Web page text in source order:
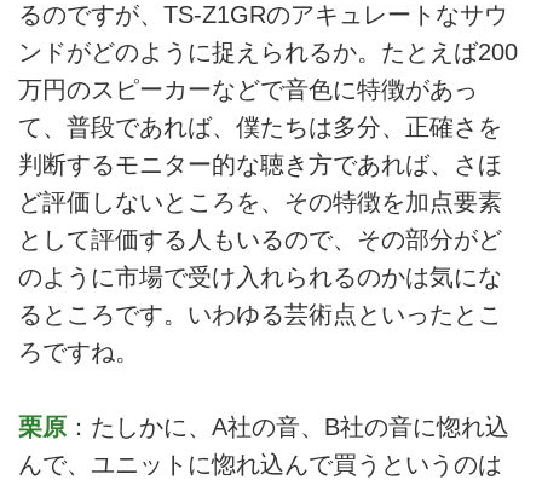
るのですが、TS-Z1GRのアキュレートなサウ
ンドがどのように捉えられるか。たとえば200
万円のスピーカーなどで音色に特徴があっ
て、普段であれば、僕たちは多分、正確さを
判断するモニター的な聴き方であれば、さほ
ど評価しないところを、その特徴を加点要素
として評価する人もいるので、その部分がど
のように市場で受け入れられるのかは気にな
るところです。いわゆる芸術点といったとこ
ろですね。
栗原 ：たしかに、A社の音、B社の音に惚れ込
んで、ユニットに惚れ込んで買うというのは